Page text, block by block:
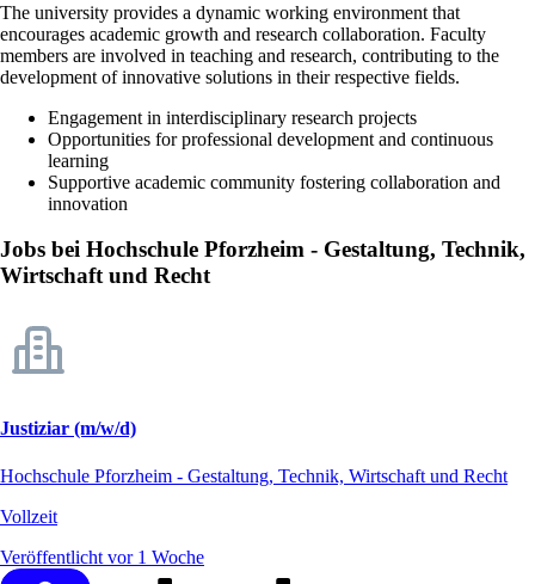
The university provides a dynamic working environment that
encourages academic growth and research collaboration. Faculty
members are involved in teaching and research, contributing to the
development of innovative solutions in their respective fields.
Engagement in interdisciplinary research projects
Opportunities for professional development and continuous
learning
Supportive academic community fostering collaboration and
innovation
Jobs bei Hochschule Pforzheim - Gestaltung, Technik,
Wirtschaft und Recht
Justiziar (m/w/d)
Hochschule Pforzheim - Gestaltung, Technik, Wirtschaft und Recht
Vollzeit
Veröffentlicht vor 1 Woche